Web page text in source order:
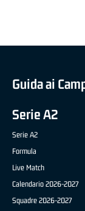
Guida ai
Serie A2
Serie A2
Formula
Live Match
Calendario 2026-2027
Squadre 2026-2027